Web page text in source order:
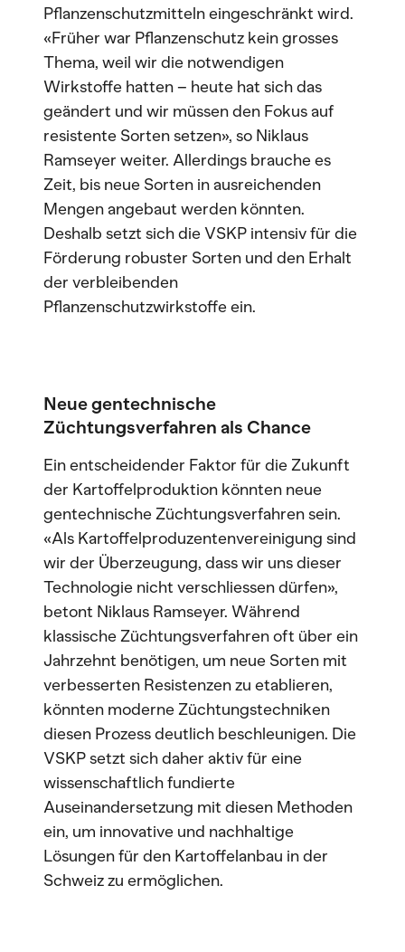
Pflanzenschutzmitteln eingeschränkt wird.
«Früher war Pflanzenschutz kein grosses
Thema, weil wir die notwendigen
Wirkstoffe hatten – heute hat sich das
geändert und wir müssen den Fokus auf
resistente Sorten setzen», so Niklaus
Ramseyer weiter. Allerdings brauche es
Zeit, bis neue Sorten in ausreichenden
Mengen angebaut werden könnten.
Deshalb setzt sich die VSKP intensiv für die
Förderung robuster Sorten und den Erhalt
der verbleibenden
Pflanzenschutzwirkstoffe ein.
Neue gentechnische
Züchtungsverfahren als Chance
Ein entscheidender Faktor für die Zukunft
der Kartoffelproduktion könnten neue
gentechnische Züchtungsverfahren sein.
«Als Kartoffelproduzentenvereinigung sind
wir der Überzeugung, dass wir uns dieser
Technologie nicht verschliessen dürfen»,
betont Niklaus Ramseyer. Während
klassische Züchtungsverfahren oft über ein
Jahrzehnt benötigen, um neue Sorten mit
verbesserten Resistenzen zu etablieren,
könnten moderne Züchtungstechniken
diesen Prozess deutlich beschleunigen. Die
VSKP setzt sich daher aktiv für eine
wissenschaftlich fundierte
Auseinandersetzung mit diesen Methoden
ein, um innovative und nachhaltige
Lösungen für den Kartoffelanbau in der
Schweiz zu ermöglichen.